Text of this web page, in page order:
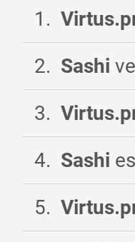
1 .
2. Sashi
3.
4. Sashi
5.